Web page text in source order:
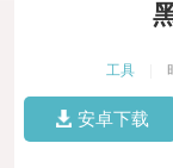
工具
安卓下载